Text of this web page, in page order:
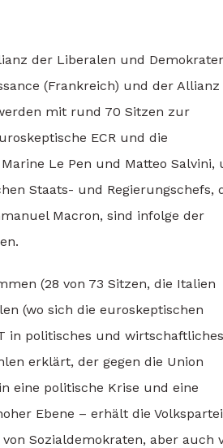
der Liberalen und
(Frankreich) und der Allianz
mit rund 70 Sitzen zur
ECR und die
Le Pen und Matteo Salvini,
Staats- und Regierungschefs,
Macron, sind infolge der
(28 von 73 Sitzen, die Italien
(wo sich die euroskeptischen
in politisches und wirtschaftliches
erklärt, der gegen die Union
eine politische Krise und eine
Ebene – erhält die Volkspartei
Sozialdemokraten, aber auch